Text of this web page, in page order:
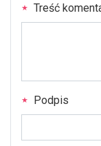
Treść
Podpis